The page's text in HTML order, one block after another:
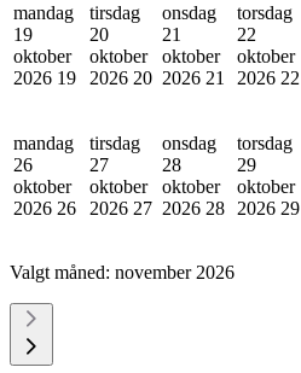
mandag
19
oktober
2026 19
tirsdag
20
oktober
2026 20
onsdag
21
oktober
2026 21
torsdag
22
oktober
2026 22
mandag
26
oktober
2026 26
tirsdag
27
oktober
2026 27
onsdag
28
oktober
2026 28
torsdag
29
oktober
2026 29
Valgt måned: november 2026